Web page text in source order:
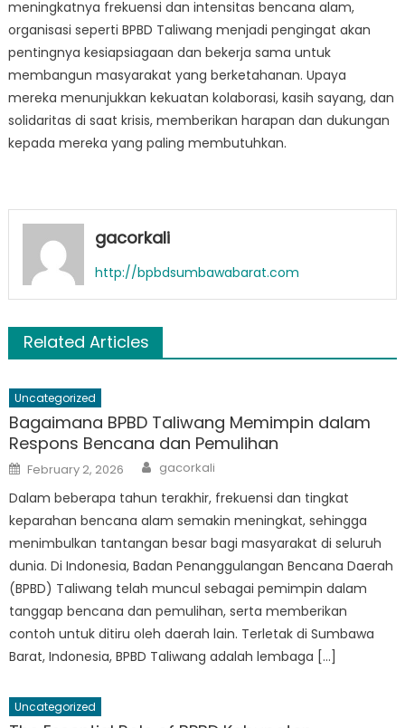
meningkatnya frekuensi dan intensitas bencana alam,
organisasi seperti BPBD Taliwang menjadi pengingat akan
pentingnya kesiapsiagaan dan bekerja sama untuk
membangun masyarakat yang berketahanan. Upaya
mereka menunjukkan kekuatan kolaborasi, kasih sayang, dan
solidaritas di saat krisis, memberikan harapan dan dukungan
kepada mereka yang paling membutuhkan.
gacorkali
http://bpbdsumbawabarat.com
Related Articles
Uncategorized
Bagaimana BPBD Taliwang Memimpin dalam
Respons Bencana dan Pemulihan
Posted
on
February 2, 2026 Author
gacorkali
Dalam beberapa tahun terakhir, frekuensi dan tingkat
keparahan bencana alam semakin meningkat, sehingga
menimbulkan tantangan besar bagi masyarakat di seluruh
dunia. Di Indonesia, Badan Penanggulangan Bencana Daerah
(BPBD) Taliwang telah muncul sebagai pemimpin dalam
tanggap bencana dan pemulihan, serta memberikan
contoh untuk ditiru oleh daerah lain. Terletak di Sumbawa
Barat, Indonesia, BPBD Taliwang adalah lembaga […]
Uncategorized